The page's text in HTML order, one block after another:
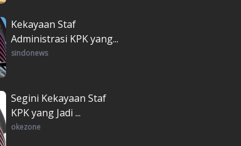
Kekayaan Staf
Administrasi KPK yang...
sindonews
Segini Kekayaan Staf
KPK yang Jadi ...
okezone